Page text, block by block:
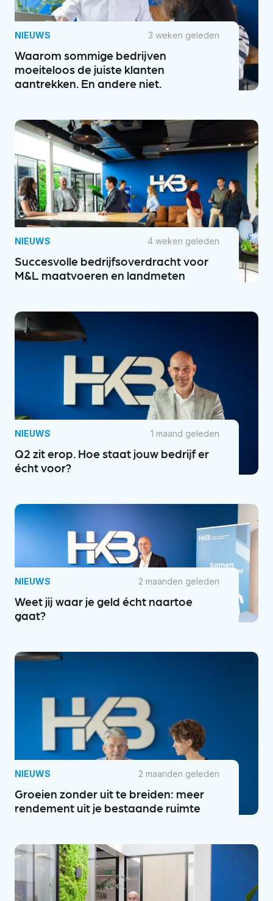
NIEUWS 3 weken geleden
Waarom sommige bedrijven
moeiteloos de juiste klanten
aantrekken. En andere niet.
NIEUWS 4 weken geleden
Succesvolle bedrijfsoverdracht voor
M&L maatvoeren en landmeten
NIEUWS 1 maand geleden
Q2 zit erop. Hoe staat jouw bedrijf er
écht voor?
NIEUWS 2 maanden geleden
Weet jij waar je geld écht naartoe
gaat?
NIEUWS 2 maanden geleden
Groeien zonder uit te breiden: meer
rendement uit je bestaande ruimte